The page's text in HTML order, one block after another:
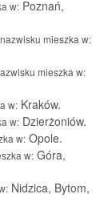
w: Poznań,
mieszka w:
mieszka w:
w: Kraków.
w: Dzierżoniów.
w: Opole.
w: Góra,
Nidzica, Bytom,